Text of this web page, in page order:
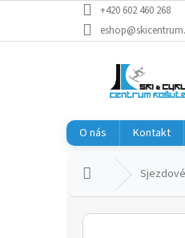
obsah
+420 602 460 268
O nás Kontakt
Domů